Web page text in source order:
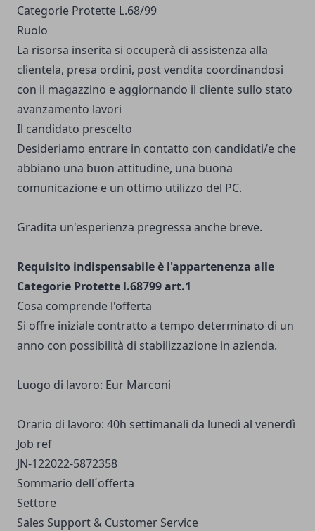
Categorie Protette L.68/99
Ruolo
La risorsa inserita si occuperà di assistenza alla
clientela, presa ordini, post vendita coordinandosi
con il magazzino e aggiornando il cliente sullo stato
avanzamento lavori
Il candidato prescelto
Desideriamo entrare in contatto con candidati/e che
abbiano una buon attitudine, una buona
comunicazione e un ottimo utilizzo del PC.
Gradita un'esperienza pregressa anche breve.
Requisito indispensabile è l'appartenenza alle
Categorie Protette l.68799 art.1
Cosa comprende l'offerta
Si offre iniziale contratto a tempo determinato di un
anno con possibilità di stabilizzazione in azienda.
Luogo di lavoro: Eur Marconi
Orario di lavoro: 40h settimanali da lunedì al venerdì
Job ref
JN-122022-5872358
Sommario dell´offerta
Settore
Sales Support & Customer Service